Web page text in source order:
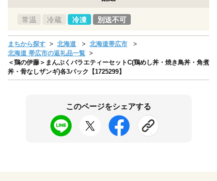
常温 冷蔵 冷凍 別送不可
まちから探す 北海道
北海道帯広市
北海道 帯広市の返礼品一覧
＜鶏の伊藤＞まんぷくバラエティーセットC(鶏めし丼・焼き鳥丼・角煮
丼・骨なしザンギ)各3パック【1725299】
このページをシェアする